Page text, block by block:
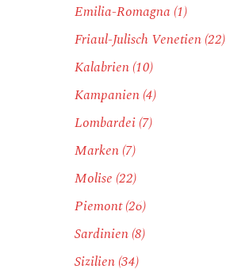
Emilia-Romagna (1)
Friaul-Julisch Venetien(22)
Kalabrien(10)
Kampanien(4)
Lombardei(7)
Marken(7)
Molise (22)
Piemont(26)
Sardinien(8)
Sizilien(34)